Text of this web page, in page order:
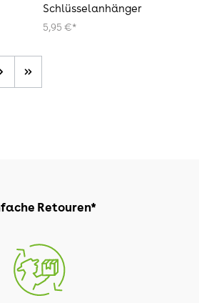
Schlüsselanhänger
5,95 €*
Retouren*